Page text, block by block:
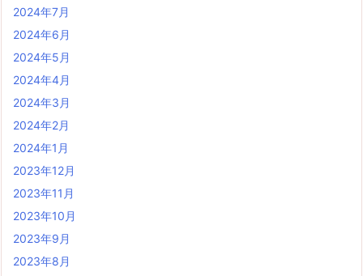
2024年7月
2024年6月
2024年5月
2024年4月
2024年3月
2024年2月
2024年1月
2023年12月
2023年11月
2023年10月
2023年9月
2023年8月